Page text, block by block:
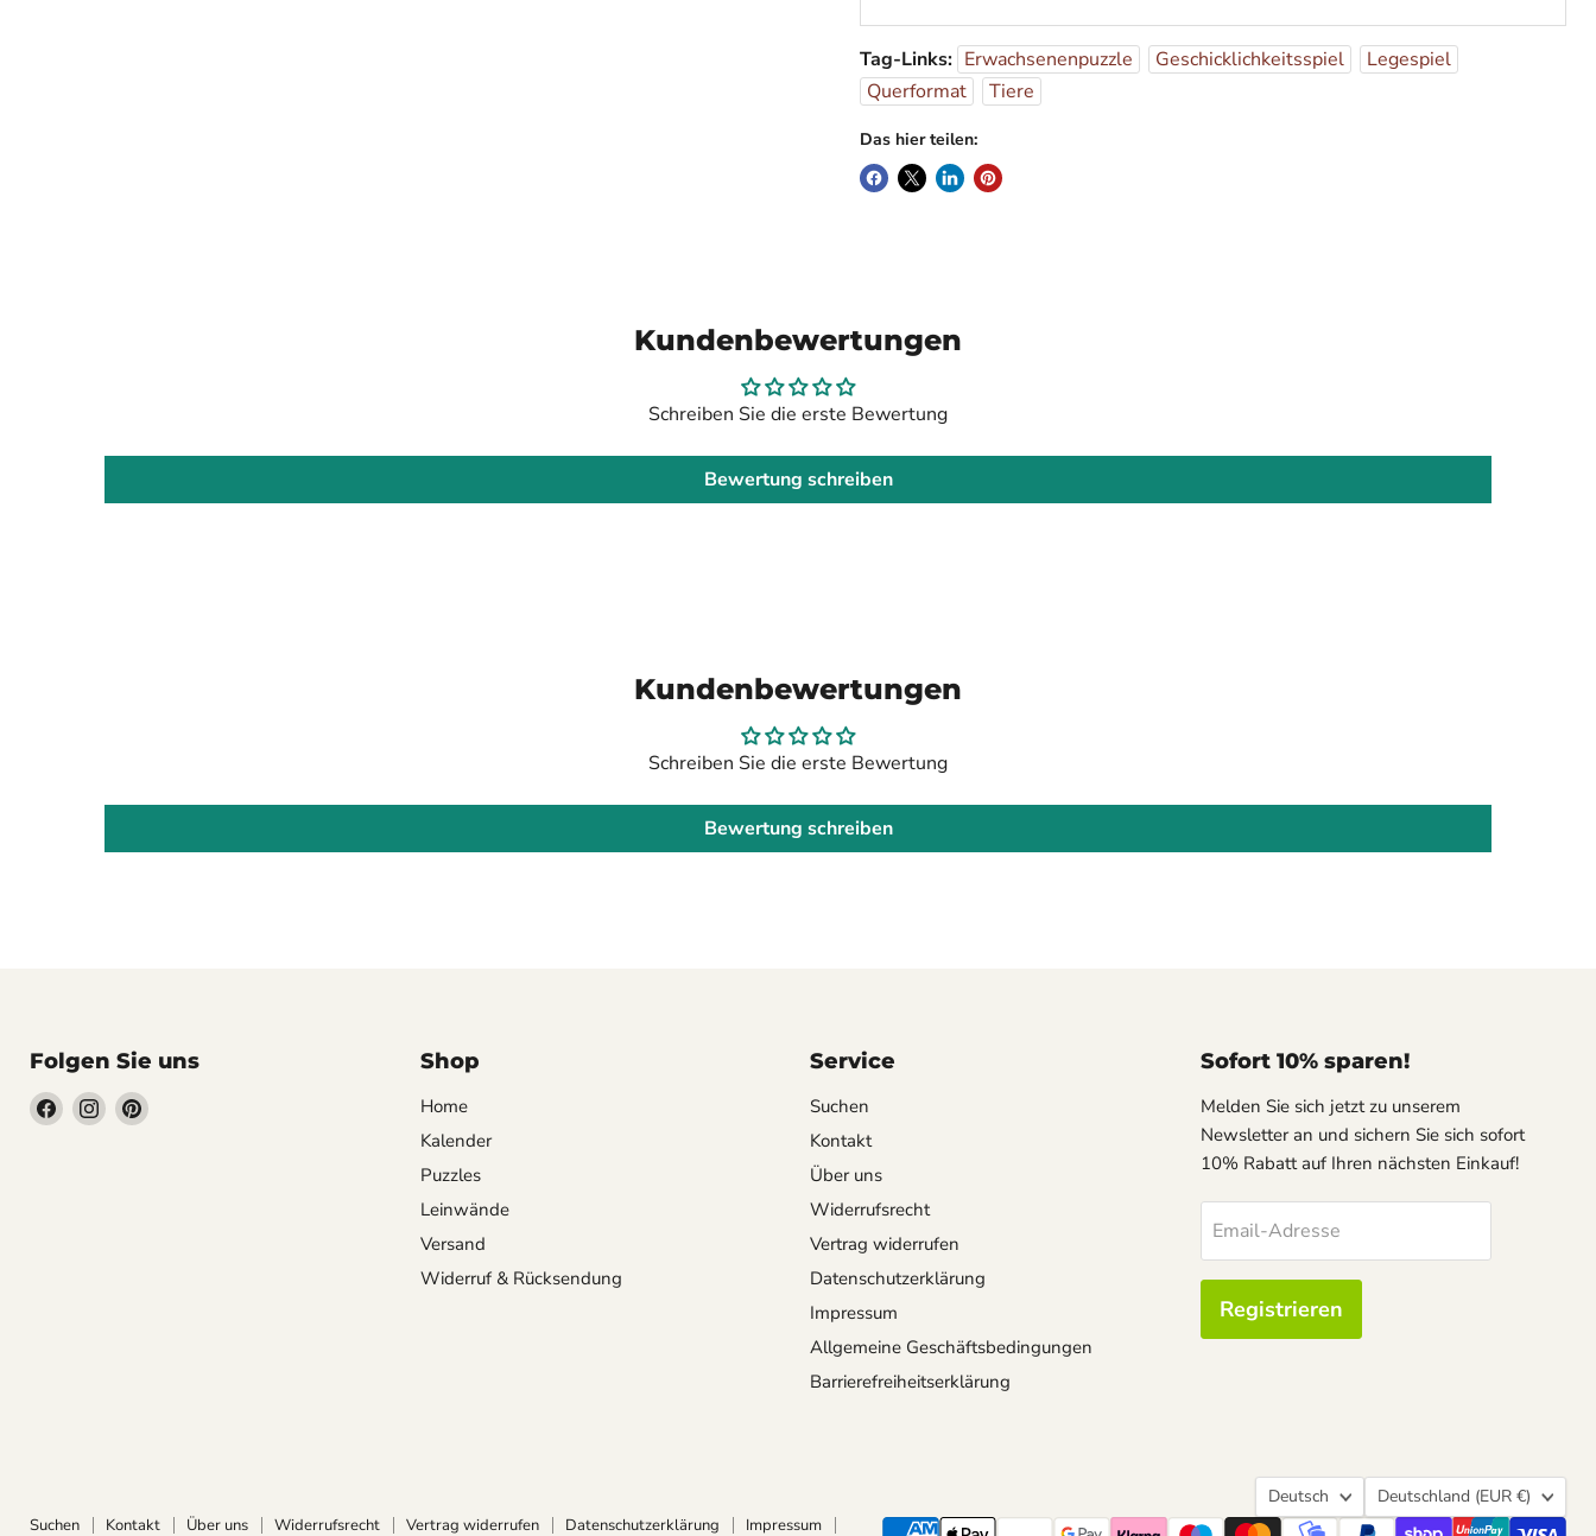
Tag-Links: Erwachsenenpuzzle Geschicklichkeitsspiel
Legespiel
Querformat
Tiere
Das hier teilen:
Kundenbewertungen
Schreiben Sie die erste Bewertung
Bewertung schreiben
Kundenbewertungen
Schreiben Sie die erste Bewertung
Bewertung schreiben
Folgen Sie uns
FindenFindenFinden
Shop
Home
Kalender
Puzzles
Leinwände
Versand
Widerruf & Rücksendung
Service
Suchen
Kontakt
Über uns
Widerrufsrecht
Vertrag widerrufen
Datenschutzerklärung
Impressum
Allgemeine Geschäftsbedingungen
Barrierefreiheitserklärung
Sofort 10% sparen!
Melden Sie sich jetzt zu unserem
Newsletter an und sichern Sie sich sofort
10% Rabatt auf Ihren nächsten Einkauf!
Email-Adresse
Registrieren
Sprache
Deutsch Land
Deutschland (EUR €)
Suchen Kontakt Über uns Widerrufsrecht Vertrag widerrufen Datenschutzerklärung Impressum